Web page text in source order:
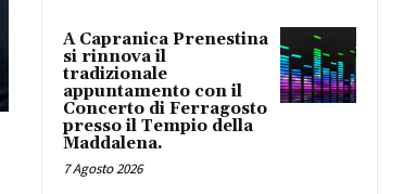
A Capranica Prenestina
si rinnova il
tradizionale
appuntamento con il
Concerto di Ferragosto
presso il Tempio della
Maddalena.
7 Agosto 2026